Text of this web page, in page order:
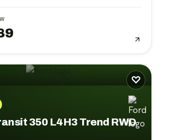
♡
350 L4H3 Trend RWD